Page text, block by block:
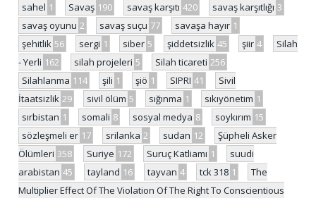
sahel 1 Savaş 190 savaş karşıtı 420 savaş karşıtlığı 3
savaş oyunu 2 savaş suçu 77 savaşa hayır 1
şehitlik 56 sergi 1 siber 5 şiddetsizlik 45 şiir 4
Silah
- Yerli 162 silah projeleri 5 Silah ticareti 256
Silahlanma 114 şili 1 şiö 1 SIPRI 41
Sivil
İtaatsizlik 29 sivil ölüm 5 sığınma 1 sıkıyönetim 1
sırbistan 1 somali 8 sosyal medya 8 soykırım 15
sözleşmeli er 17 srilanka 2 sudan 12
Şüpheli Asker
Ölümleri 358 Suriye 172 Suruç Katliamı 1
suudi
arabistan 45 tayland 16 tayvan 4 tck 318 1
The
Multiplier Effect Of The Violation Of The Right To Conscientious